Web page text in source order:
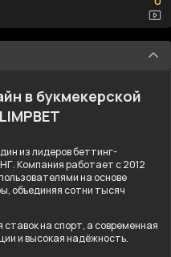
в букмекерской
из лидеров беттинг-
Компания работает с 2012
на основе
объединяя сотни тысяч
на спорт, а современная
и высокая надёжность.